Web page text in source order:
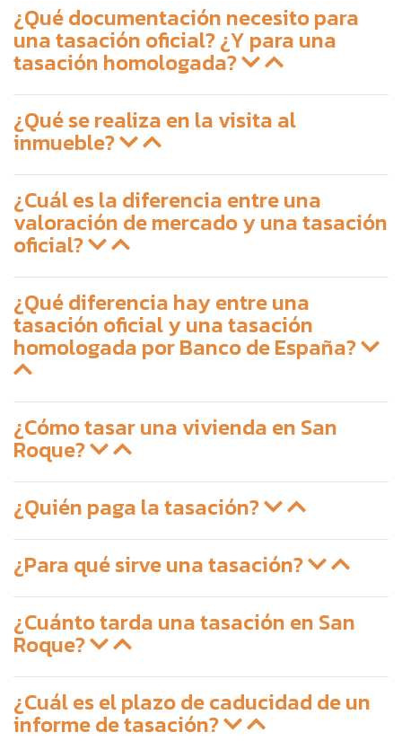
¿Qué documentación necesito para
una tasación oficial? ¿Y para una
tasación homologada?
¿Qué se realiza en la visita al
inmueble?
¿Cuál es la diferencia entre una
valoración de mercado y una tasación
oficial?
¿Qué diferencia hay entre una
tasación oficial y una tasación
homologada por Banco de España?
¿Cómo tasar una vivienda en San
Roque?
¿Quién paga la tasación?
¿Para qué sirve una tasación?
¿Cuánto tarda una tasación en San
Roque?
¿Cuál es el plazo de caducidad de un
informe de tasación?